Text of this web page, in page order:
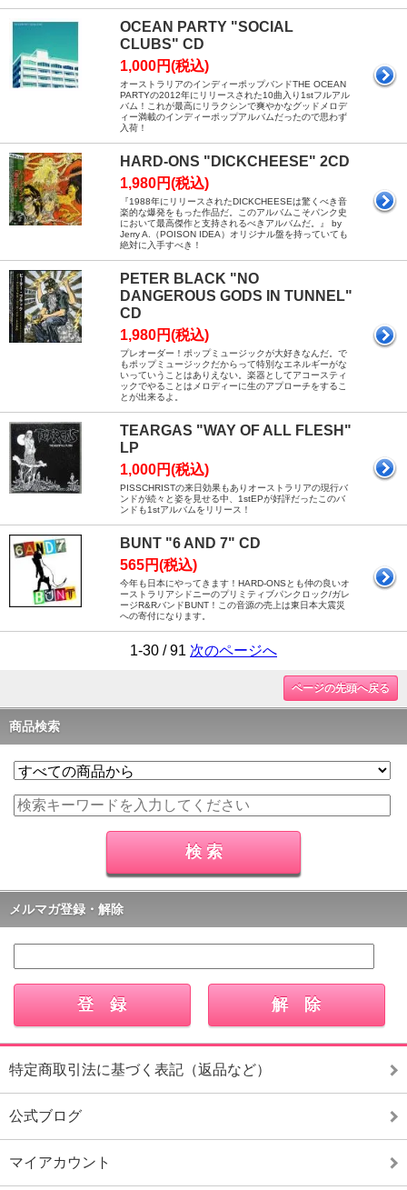
OCEAN PARTY "SOCIAL
CLUBS" CD
1,000円(税込)
オーストラリアのインディーポップバンドTHE OCEAN
PARTYの2012年にリリースされた10曲入り1stフルアル
バム！これが最高にリラクシンで爽やかなグッドメロデ
ィー満載のインディーポップアルバムだったので思わず
入荷！
HARD-ONS "DICKCHEESE" 2CD
1,980円(税込)
『1988年にリリースされたDICKCHEESEは驚くべき音
楽的な爆発をもった作品だ。このアルバムこそパンク史
において最高傑作と支持されるべきアルバムだ。』 by
Jerry A.（POISON IDEA）オリジナル盤を持っていても
絶対に入手すべき！
PETER BLACK "NO
DANGEROUS GODS IN TUNNEL"
CD
1,980円(税込)
プレオーダー！ポップミュージックが大好きなんだ。で
もポップミュージックだからって特別なエネルギーがな
いっていうことはありえない。楽器としてアコースティ
ックでやることはメロディーに生のアプローチをするこ
とが出来るよ。
TEARGAS "WAY OF ALL FLESH"
LP
1,000円(税込)
PISSCHRISTの来日効果もありオーストラリアの現行バ
ンドが続々と姿を見せる中、1stEPが好評だったこのバ
ンドも1stアルバムをリリース！
BUNT "6 AND 7" CD
565円(税込)
今年も日本にやってきます！HARD-ONSとも仲の良いオ
ーストラリアシドニーのプリミティブパンクロック/ガレ
ージR&RバンドBUNT！この音源の売上は東日本大震災
への寄付になります。
1-30 / 91 次のページへ
ページの先頭へ戻る
商品検索
メルマガ登録・解除
特定商取引法に基づく表記（返品など）
公式ブログ
マイアカウント